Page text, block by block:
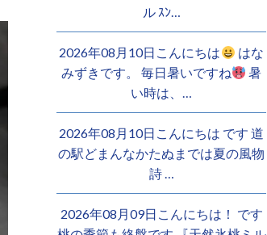
ル ｽﾝ…
2026年08月10日こんにちは
はな
みずきです。 毎日暑いですね
暑
い時は、…
2026年08月10日こんにちは︎ です️ 道
の駅どまんなかたぬまでは夏の風物
詩 …
2026年08月09日こんにちは！ です